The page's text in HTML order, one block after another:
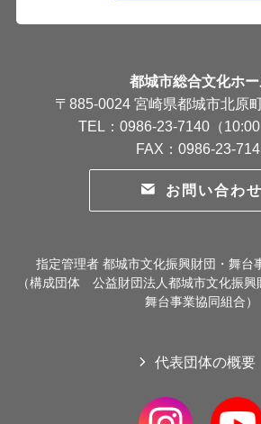
都城市総合文化ホ
〒885-0024 宮崎県都城市北原
TEL：0986-23-7140（10:00
FAX：0986-23-
お問い合わせ
指定管理者 都城市文化振興財団・舞台
（構成団体 公益財団法人都城市文化振興
舞台事業協同組合）
代表団体の概要